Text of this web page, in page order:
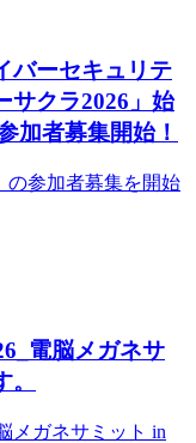
バーセキュリテ
サクラ2026」始
加者募集開始！
の参加者募集を開始
電脳メガネサ
メガネサミット in